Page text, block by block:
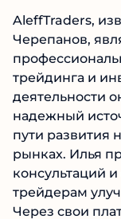
AleffTraders,
Илья
трейдинга и
деятельности
надежный
пути развития
услуги
позволяющие
и стратегии.